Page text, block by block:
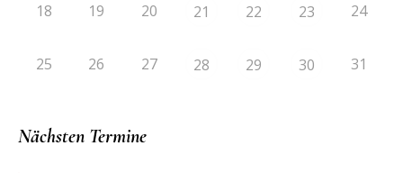
18 19 20 21 22 23 24
25 26 27 28 29 30 31
Nächsten Termine